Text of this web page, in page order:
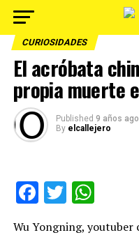
CURIOSIDADES
El acróbata
propia muerte
Published 9 años ago
By elcallejero
Facebook
Twitter
Wu Yongning, youtuber